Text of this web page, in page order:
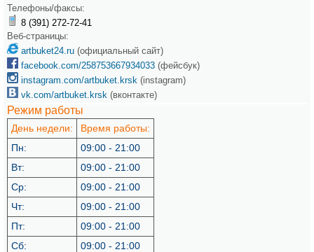
Телефоны/факсы:
8 (391) 272-72-41
Веб-страницы:
artbuket24.ru (официальный сайт)
facebook.com/258753667934033 (фейсбук)
instagram.com/artbuket.krsk (instagram)
vk.com/artbuket.krsk (вконтакте)
Режим работы
День недели:
Время работы:
Пн:
09:00 - 21:00
Вт:
09:00 - 21:00
Ср:
09:00 - 21:00
Чт:
09:00 - 21:00
Пт:
09:00 - 21:00
Сб:
09:00 - 21:00